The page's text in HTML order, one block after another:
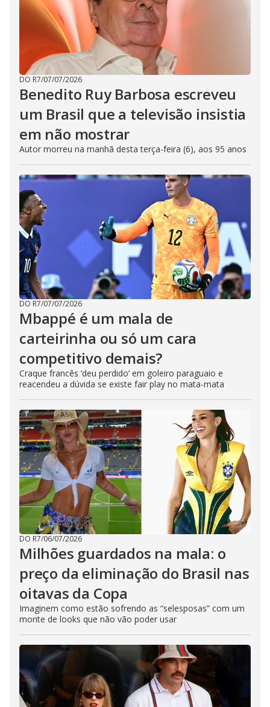
DO R7/07/07/2026
Benedito Ruy Barbosa escreveu
um Brasil que a televisão insistia
em não mostrar
Autor morreu na manhã desta terça-feira (6), aos 95 anos
DO R7/07/07/2026
Mbappé é um mala de
carteirinha ou só um cara
competitivo demais?
Craque francês ‘deu perdido’ em goleiro paraguaio e
reacendeu a dúvida se existe fair play no mata-mata
DO R7/06/07/2026
Milhões guardados na mala: o
preço da eliminação do Brasil nas
oitavas da Copa
Imaginem como estão sofrendo as “selesposas” com um
monte de looks que não vão poder usar